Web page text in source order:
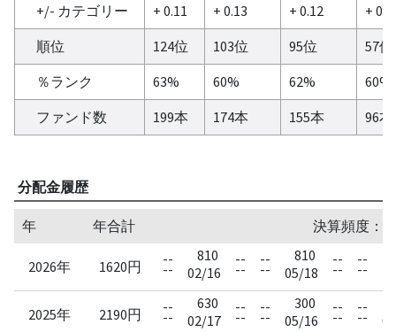
+/- カテゴリー
+ 0.11 + 0.13 + 0.12
+
順位
124位 103位 95位
57位
％ランク
63% 60% 62%
60%
ファンド数
199本 174本 155本 96本
分配金履歴
年 年合計 決算頻度：
2026年 1620円 --
--
810
02/16
--
--
--
--
810
05/18
--
--
--
--
2025年 2190円 --
--
630
02/17
--
--
--
--
300
05/16
--
--
--
--